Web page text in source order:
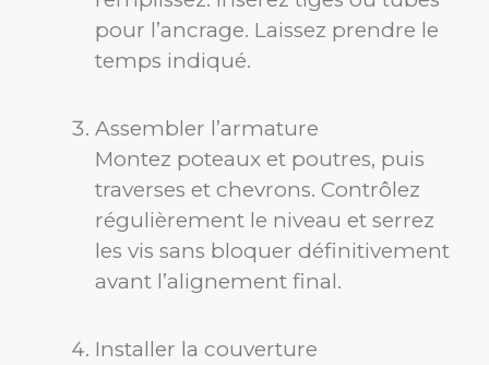
pour l’ancrage. Laissez prendre le
temps indiqué.
Assembler l’armature
Montez poteaux et poutres, puis
traverses et chevrons. Contrôlez
régulièrement le niveau et serrez
les vis sans bloquer définitivement
avant l’alignement final.
Installer la couverture